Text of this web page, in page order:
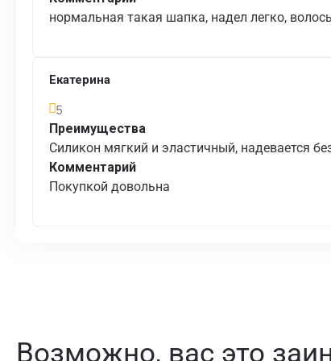
нормальная такая шапка, надел легко,
Екатерина
5
Преимущества
Силикон мягкий и эластичный, надевается
Комментарий
Покупкой довольна
Возможно, вас это